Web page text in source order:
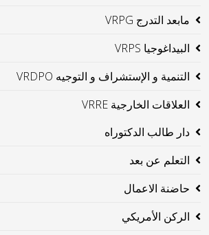
مابعد التدرج VRPG
البيداغوجيا VRPS
التنمية و الإستشراف و التوجيه VRDPO
العلاقات الخارجية VRRE
دار طالب الدكتوراه
التعلم عن بعد
حاضنة الاعمال
الركن الأمريكي